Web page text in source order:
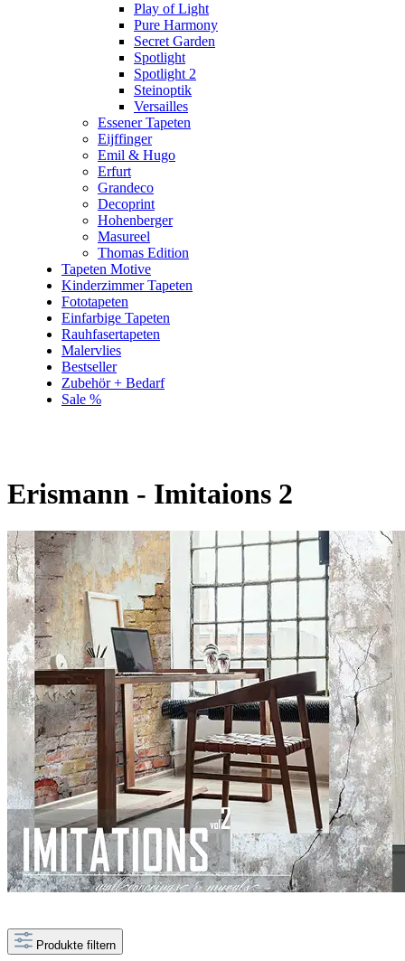
Play of Light
Pure Harmony
Secret Garden
Spotlight
Spotlight 2
Steinoptik
Versailles
Essener Tapeten
Eijffinger
Emil & Hugo
Erfurt
Grandeco
Decoprint
Hohenberger
Masureel
Thomas Edition
Tapeten Motive
Kinderzimmer Tapeten
Fototapeten
Einfarbige Tapeten
Rauhfasertapeten
Malervlies
Bestseller
Zubehör + Bedarf
Sale %
Erismann - Imitaions 2
Produkte filtern